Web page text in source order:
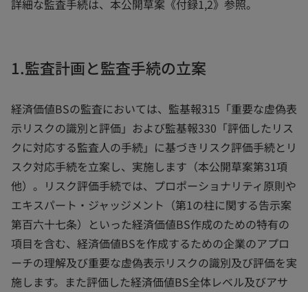
詳細な監査手続は、本公開草案《付録1,2》参照。
1.監査計画と監査手続の立案
経済価値BSの監査においては、監基報315「重要な虚偽表
示リスクの識別と評価」および監基報330「評価したリス
クに対応する監査人の手続」に基づきリスク評価手続とリ
スク対応手続を立案し、実施します（本公開草案第31項
他）。リスク評価手続では、プロポーショナリティ原則や
エキスパート・ジャッジメント（第1の柱に関する告示案
第百六十七条）といった経済価値BS作成のための特有の
項目を含む、経済価値BSを作成するための企業のアプロ
ーチの理解及び重要な虚偽表示リスクの識別及び評価を実
施します。また評価した経済価値BS全体レベル及びアサ